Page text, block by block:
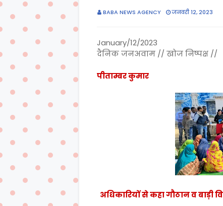
BABA NEWS AGENCY जनवरी 12, 2023
January/12/2023
दैनिक जनअवाम // खोज निष्पक्ष //
पीताम्बर कुमार
अधिकारियों से कहा गौठान व बाड़ी